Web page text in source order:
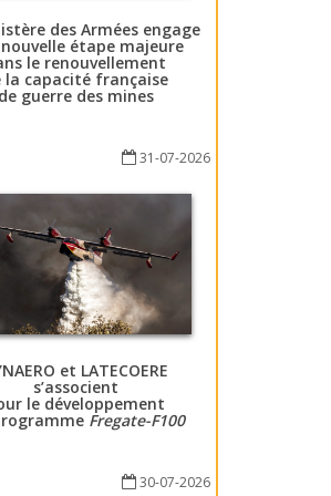
des Armées engage
étape majeure
le renouvellement
la capacité française
de guerre des mines
31-07-2026
et LATECOERE
s’associent
le développement
Fregate-F100
30-07-2026